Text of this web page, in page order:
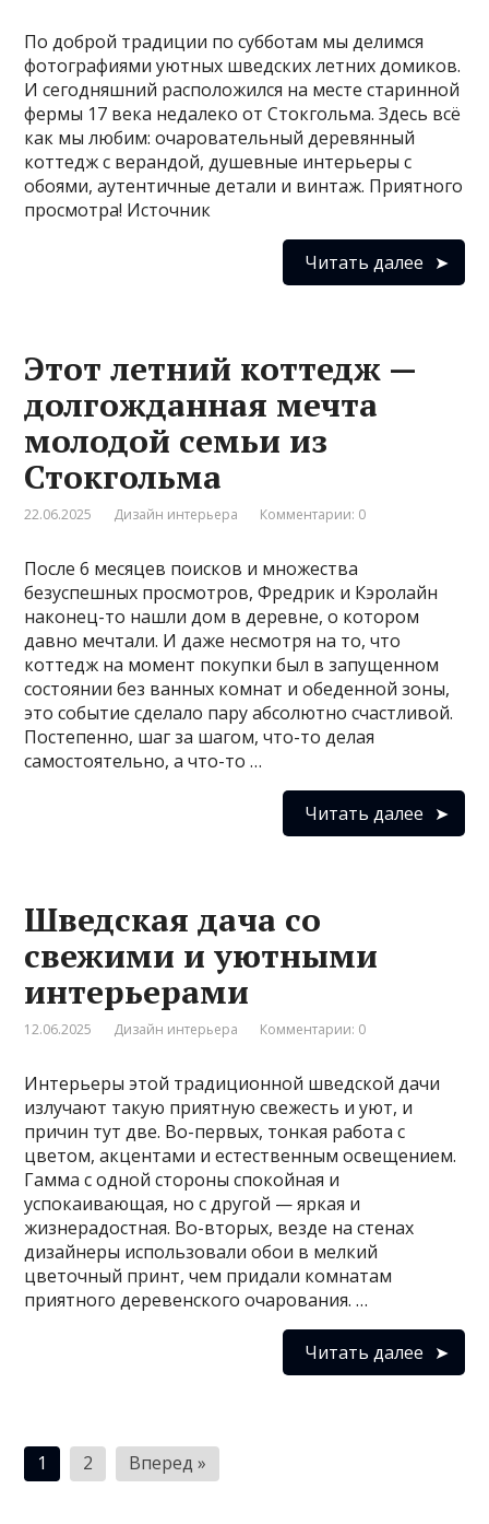
По доброй традиции по субботам мы делимся
фотографиями уютных шведских летних домиков.
И сегодняшний расположился на месте старинной
фермы 17 века недалеко от Стокгольма. Здесь всё
как мы любим: очаровательный деревянный
коттедж с верандой, душевные интерьеры с
обоями, аутентичные детали и винтаж. Приятного
просмотра! Источник
Читать далее
Этот летний коттедж —
долгожданная мечта
молодой семьи из
Стокгольма
22.06.2025 Дизайн интерьера Комментарии: 0
После 6 месяцев поисков и множества
безуспешных просмотров, Фредрик и Кэролайн
наконец-то нашли дом в деревне, о котором
давно мечтали. И даже несмотря на то, что
коттедж на момент покупки был в запущенном
состоянии без ванных комнат и обеденной зоны,
это событие сделало пару абсолютно счастливой.
Постепенно, шаг за шагом, что-то делая
самостоятельно, а что-то …
Читать далее
Шведская дача со
свежими и уютными
интерьерами
12.06.2025 Дизайн интерьера Комментарии: 0
Интерьеры этой традиционной шведской дачи
излучают такую приятную свежесть и уют, и
причин тут две. Во-первых, тонкая работа с
цветом, акцентами и естественным освещением.
Гамма с одной стороны спокойная и
успокаивающая, но с другой — яркая и
жизнерадостная. Во-вторых, везде на стенах
дизайнеры использовали обои в мелкий
цветочный принт, чем придали комнатам
приятного деревенского очарования. …
Читать далее
Пагинация
записей
1 2 Вперед »